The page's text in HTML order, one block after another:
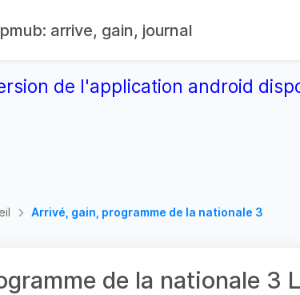
arrive, gain, journal
de l'application android
Arrivé, gain, programme de la nationale 3
de la nationale 3